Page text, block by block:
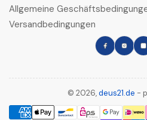
Allgemeine
Versandbedingungen
Facebook
© 2026,deus21.de -